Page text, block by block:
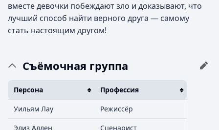
вместе девочки побеждают зло и доказывают, что
лучший способ найти верного друга — самому
стать настоящим другом!
Съёмочная группа
Персона Профессия
Уильям Лау Режиссёр
Элиз Аллен Сценарист